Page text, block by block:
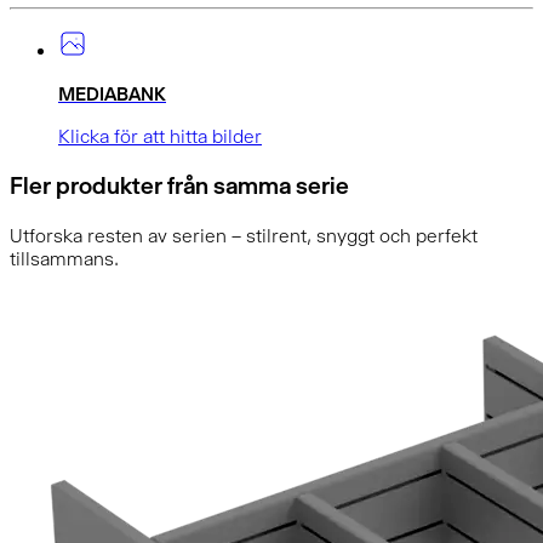
MEDIABANK
Klicka för att hitta bilder
Fler produkter från samma serie
Utforska resten av serien – stilrent, snyggt och perfekt
tillsammans.